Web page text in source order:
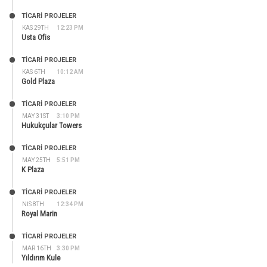
KAS 29TH 12:23 PM
TİCARİ PROJELER
Usta Ofis
KAS 6TH 10:12 AM
TİCARİ PROJELER
Gold Plaza
MAY 31ST 3:10 PM
TİCARİ PROJELER
Hukukçular Towers
MAY 25TH 5:51 PM
TİCARİ PROJELER
K Plaza
NIS 8TH 12:34 PM
TİCARİ PROJELER
Royal Marin
MAR 16TH 3:30 PM
TİCARİ PROJELER
Yıldırım Kule